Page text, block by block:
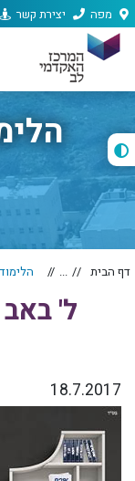
מפה יצירת קשר
דף הבית ...
ל'
18.7.2017